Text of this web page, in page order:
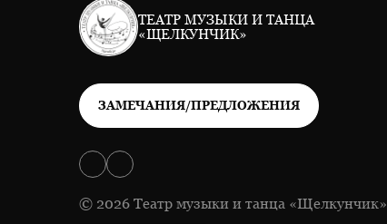
ТЕАТР МУЗЫКИ И ТАНЦА
«ЩЕЛКУНЧИК»
ЗАМЕЧАНИЯ/ПРЕДЛОЖЕНИЯ
© 2026 Театр музыки и танца «Щелкунчик»